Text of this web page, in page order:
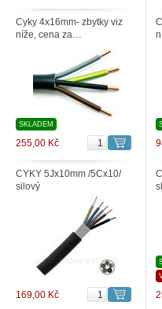
Cyky 4x16mm- zbytky viz
níže, cena za…
SKLADEM
255,00 Kč
CYKY 5Jx10mm /5Cx10/
silový
169,00 Kč